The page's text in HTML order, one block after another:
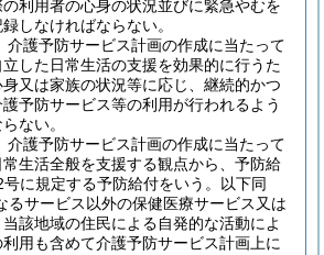
利用者の心身の状況並びに緊急やむを
しなければならない。
介護予防サービス計画の作成に当たって
した日常生活の支援を効果的に行うた
又は家族の状況等に応じ、継続的かつ
予防サービス等の利用が行われるよう
ない。
介護予防サービス計画の作成に当たって
生活全般を支援する観点から、予防給
に規定する予防給付をいう。以下同
るサービス以外の保健医療サービス又は
該地域の住民による自発的な活動によ
用も含めて介護予防サービス計画上に